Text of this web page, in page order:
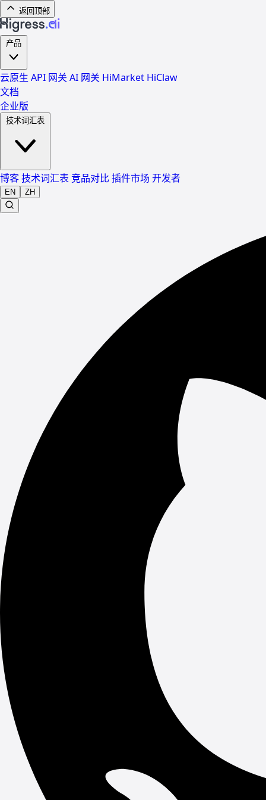
返回顶部
云原生 API 网关 AI 网关 HiMarket HiClaw
文档
企业版
博客技术词汇表 竞品对比 插件市场 开发者
EN ZH